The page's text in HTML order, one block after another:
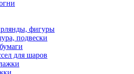
фигуры
подвески
для шаров